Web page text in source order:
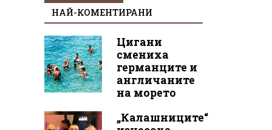
НАЙ-КОМЕНТИРАНИ
Цигани
смениха
германците и
англичаните
на морето
„Калашниците“